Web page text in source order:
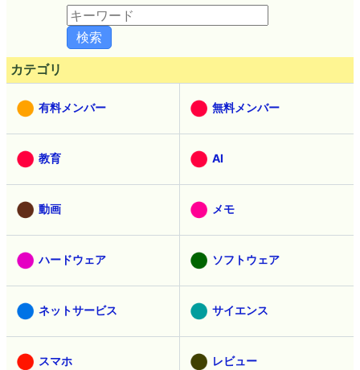
カテゴリ
有料メンバー 無料メンバー
教育 AI
動画 メモ
ハードウェア ソフトウェア
ネットサービス サイエンス
スマホ レビュー